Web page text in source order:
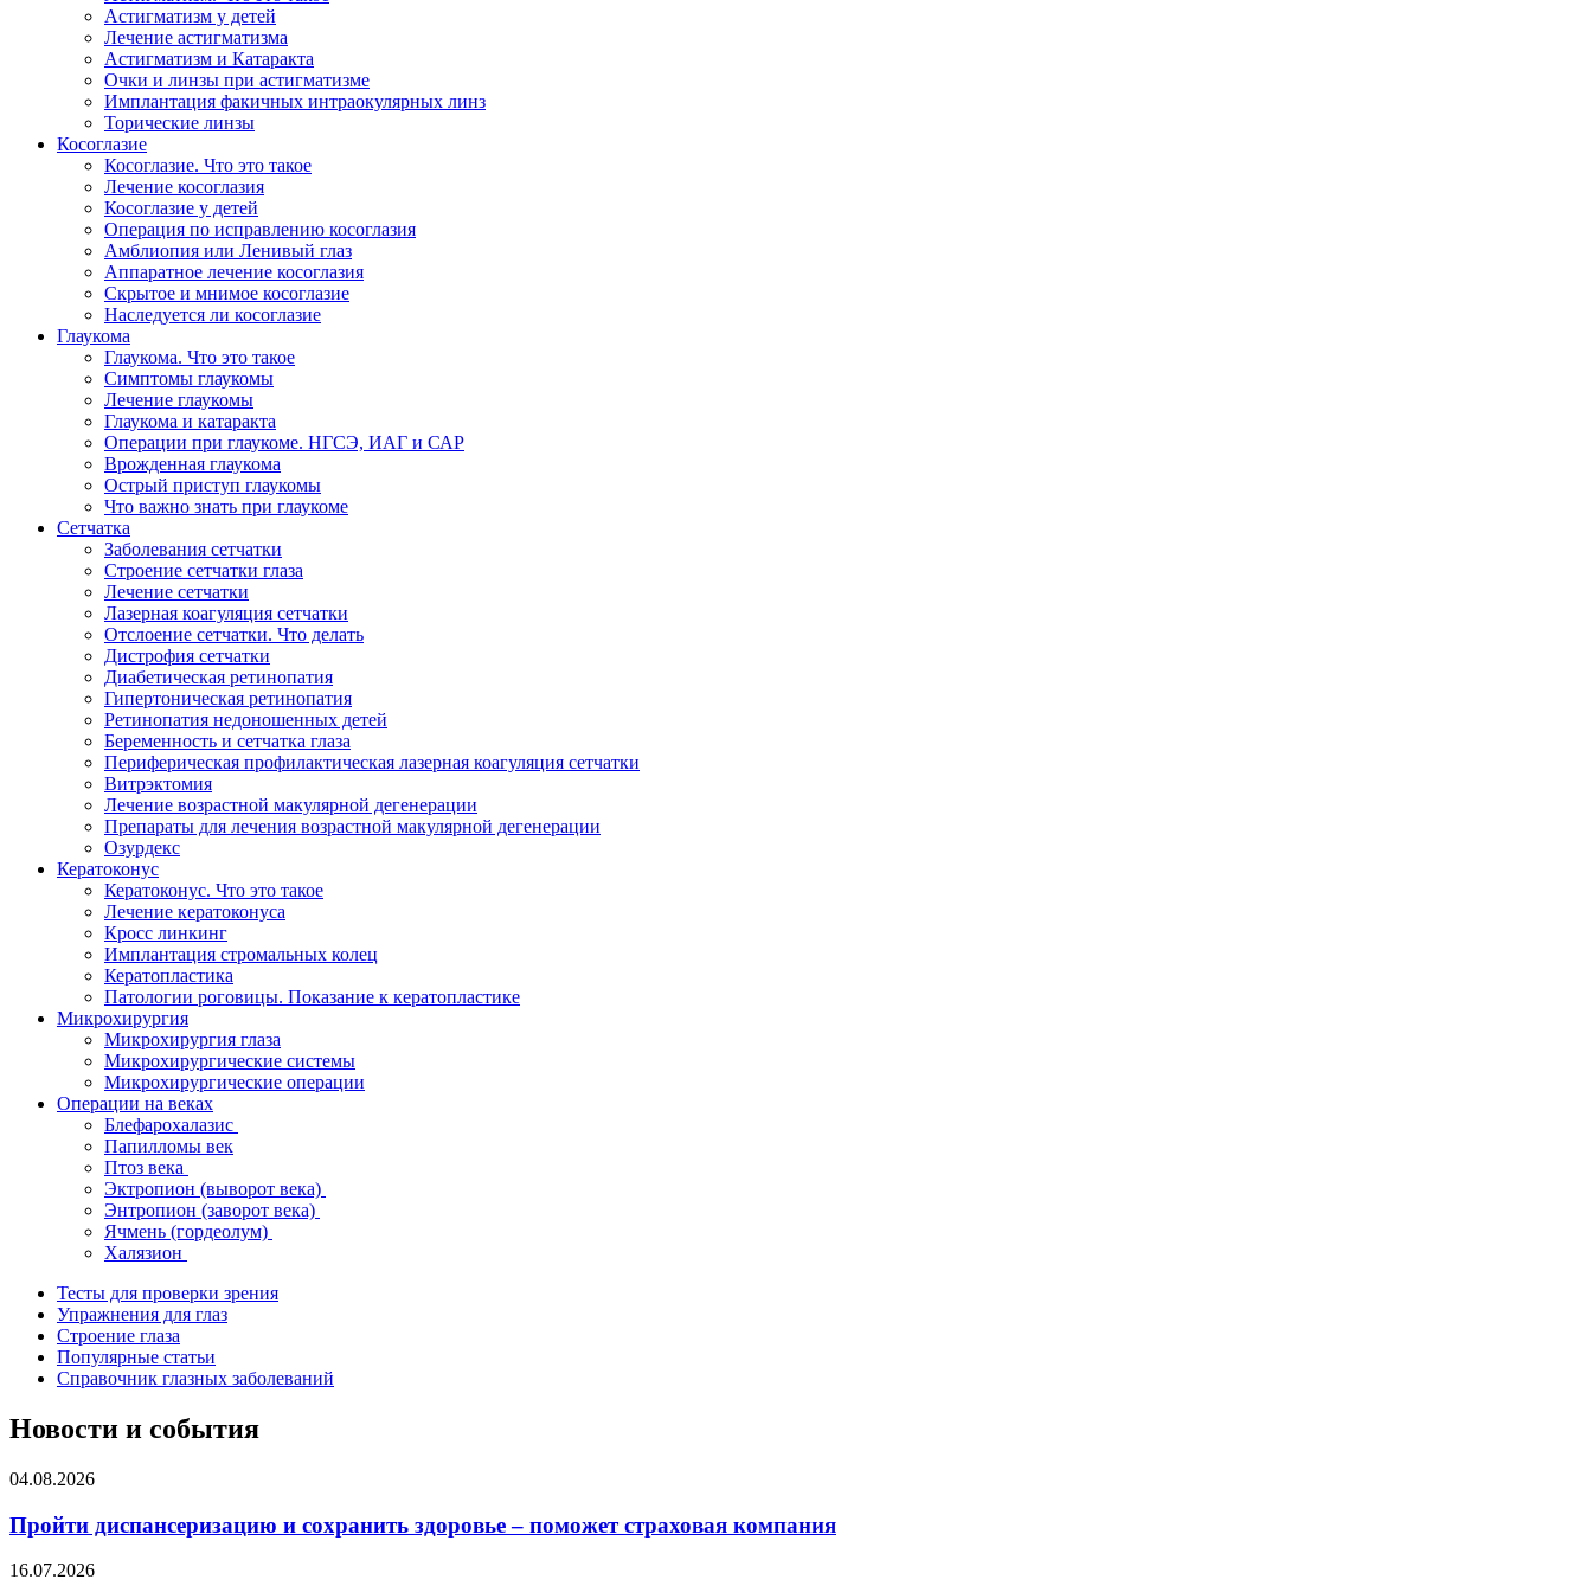
Астигматизм у детей
Лечение астигматизма
Астигматизм и Катаракта
Очки и линзы при астигматизме
Имплантация факичных интраокулярных линз
Торические линзы
Косоглазие
Косоглазие. Что это такое
Лечение косоглазия
Косоглазие у детей
Операция по исправлению косоглазия
Амблиопия или Ленивый глаз
Аппаратное лечение косоглазия
Скрытое и мнимое косоглазие
Наследуется ли косоглазие
Глаукома
Глаукома. Что это такое
Симптомы глаукомы
Лечение глаукомы
Глаукома и катаракта
Операции при глаукоме. НГСЭ, ИАГ и САР
Врожденная глаукома
Острый приступ глаукомы
Что важно знать при глаукоме
Сетчатка
Заболевания сетчатки
Строение сетчатки глаза
Лечение сетчатки
Лазерная коагуляция сетчатки
Отслоение сетчатки. Что делать
Дистрофия сетчатки
Диабетическая ретинопатия
Гипертоническая ретинопатия
Ретинопатия недоношенных детей
Беременность и сетчатка глаза
Периферическая профилактическая лазерная коагуляция сетчатки
Витрэктомия
Лечение возрастной макулярной дегенерации
Препараты для лечения возрастной макулярной дегенерации
Озурдекс
Кератоконус
Кератоконус. Что это такое
Лечение кератоконуса
Кросс линкинг
Имплантация стромальных колец
Кератопластика
Патологии роговицы. Показание к кератопластике
Микрохирургия
Микрохирургия глаза
Микрохирургические системы
Микрохирургические операции
Операции на веках
Блефарохалазис
Папилломы век
Птоз века
Эктропион (выворот века)
Энтропион (заворот века)
Ячмень (гордеолум)
Халязион
Тесты для проверки зрения
Упражнения для глаз
Строение глаза
Популярные статьи
Справочник глазных заболеваний
Новости и события
04.08.2026
Пройти диспансеризацию и сохранить здоровье – поможет страховая компания
16.07.2026